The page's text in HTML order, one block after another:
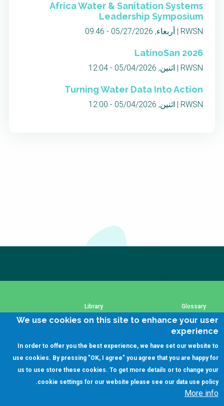
Africa Water & Sanitation Systems
Leadership Symposium
RWSN | أربعاء, 05/27/2026 - 09:46
LatinoSan 2026
RWSN | اثنين, 05/04/2026 - 12:04
Turning Water Data Into Action
RWSN | اثنين, 05/04/2026 - 12:00
Glossary
Library
Using SSWM content
Contact Us
Key Resources
We use cookies on this site to enhance your user
experience
In order to offer you the best experience, we have set our website to
use cookies. By pressing "OK, I agree" you agree that you are happy for
us to use store these cookies. To get more details or to change your
cookie settings for our website please see our data use policy
.
More info